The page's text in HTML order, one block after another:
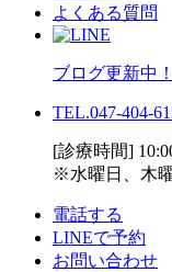
よくある質問
ブログ更新中！
TEL.047-404-
[診療時間]
※水曜日、木
電話する
LINEで予約
お問い合わせ